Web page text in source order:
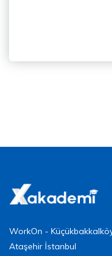
WorkOn -
Ataşehir İstanbul